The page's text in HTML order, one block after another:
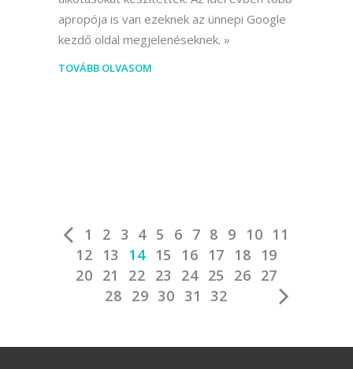
apropója is van ezeknek az ünnepi Google
kezdő oldal megjelenéseknek.
TOVÁBB OLVASOM
1 2 3 4 5 6 7 8 9 10 11
12
13 14 15 16 17 18
19
20 21 22 23 24 25 26 27
28 29 30 31 32